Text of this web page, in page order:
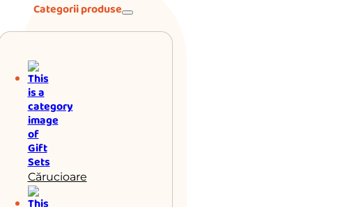
Categorii produse
Cărucioare